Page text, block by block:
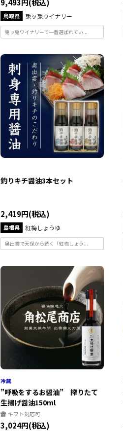
9,493円(税込)
鳥取県 兎ッ兎ワイナリー
兎ッ兎ワイナリーで一番選ばれてい...
釣りキチ醤油3本セット
2,419円(税込)
島根県 紅梅しょうゆ
奥出雲で天保から続く「紅梅しょう...
”呼吸をするお醤油” 搾りたて
生揚げ醤油150ml
ギフト対応可
3,024円(税込)